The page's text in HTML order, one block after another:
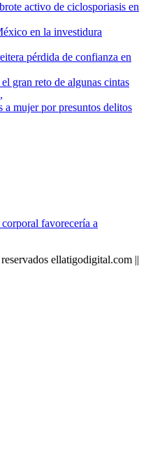
activo de ciclosporiasis en
en la investidura
pérdida de confianza en
gran reto de algunas cintas
mujer por presuntos delitos
favorecería a
ellatigodigital.com ||